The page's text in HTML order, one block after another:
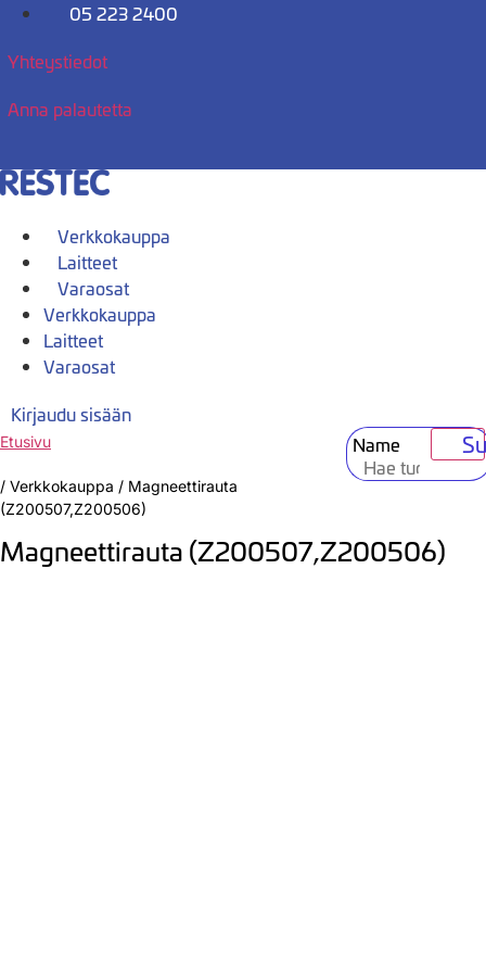
Mene
05 223 2400
Yhteystiedot
Anna palautetta
Verkkokauppa
Laitteet
Varaosat
Verkkokauppa
Laitteet
Varaosat
Kirjaudu sisään
Name
Etusivu
/ Verkkokauppa / Magneettirauta
(Z200507,Z200506)
Magneettirauta (Z200507,Z200506)